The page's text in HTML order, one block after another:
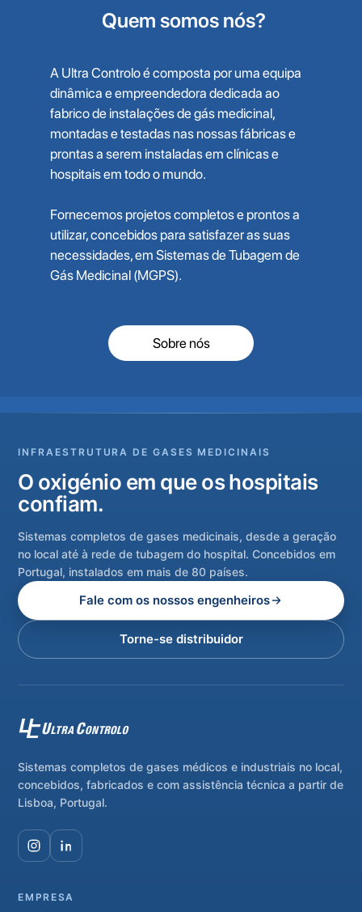
Quem somos nós?
A Ultra Controlo é composta por uma equipa
dinâmica e empreendedora dedicada ao
fabrico de instalações de gás medicinal,
montadas e testadas nas nossas fábricas e
prontas a serem instaladas em clínicas e
hospitais em todo o mundo.
Fornecemos projetos completos e prontos a
utilizar, concebidos para satisfazer as suas
necessidades, em Sistemas de Tubagem de
Gás Medicinal (MGPS).
Sobre nós
INFRAESTRUTURA DE GASES MEDICINAIS
O oxigénio em que os hospitais
confiam.
Sistemas completos de gases medicinais, desde a geração
no local até à rede de tubagem do hospital. Concebidos em
Portugal, instalados em mais de 80 países.
Fale com os nossos engenheiros
Torne-se distribuidor
Sistemas completos de gases médicos e industriais no local,
concebidos, fabricados e com assistência técnica a partir de
Lisboa, Portugal.
EMPRESA